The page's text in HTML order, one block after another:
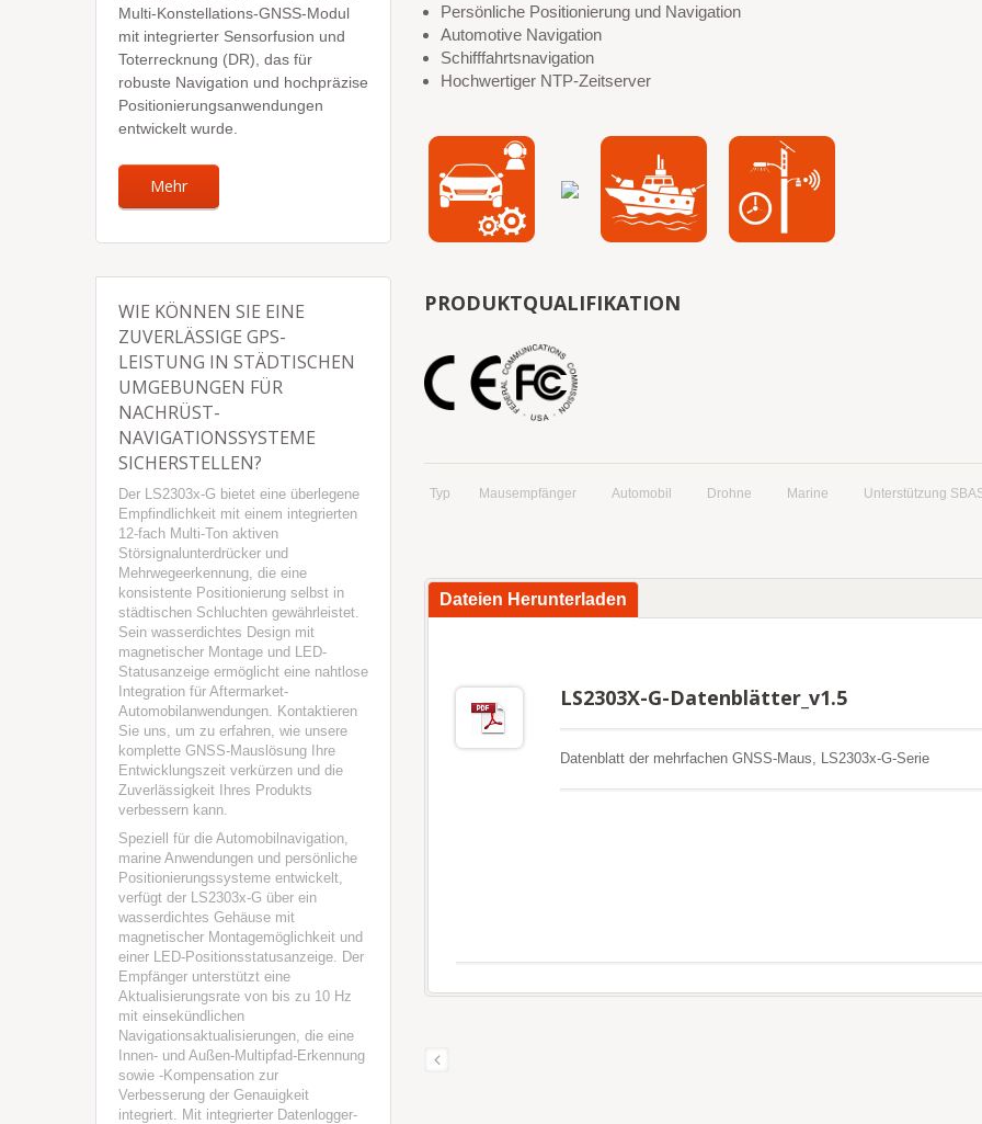
Multi-Konstellations-GNSS-Modul
mit integrierter Sensorfusion und
Toterrecknung (DR), das für
robuste Navigation und hochpräzise
Positionierungsanwendungen
entwickelt wurde.
Mehr
WIE KÖNNEN SIE EINE
ZUVERLÄSSIGE GPS-
LEISTUNG IN STÄDTISCHEN
UMGEBUNGEN FÜR
NACHRÜST-
NAVIGATIONSSYSTEME
SICHERSTELLEN?
Der LS2303x-G bietet eine überlegene
Empfindlichkeit mit einem integrierten
12-fach Multi-Ton aktiven
Störsignalunterdrücker und
Mehrwegeerkennung, die eine
konsistente Positionierung selbst in
städtischen Schluchten gewährleistet.
Sein wasserdichtes Design mit
magnetischer Montage und LED-
Statusanzeige ermöglicht eine nahtlose
Integration für Aftermarket-
Automobilanwendungen. Kontaktieren
Sie uns, um zu erfahren, wie unsere
komplette GNSS-Mauslösung Ihre
Entwicklungszeit verkürzen und die
Zuverlässigkeit Ihres Produkts
verbessern kann.
Speziell für die Automobilnavigation,
marine Anwendungen und persönliche
Positionierungssysteme entwickelt,
verfügt der LS2303x-G über ein
wasserdichtes Gehäuse mit
magnetischer Montagemöglichkeit und
einer LED-Positionsstatusanzeige. Der
Empfänger unterstützt eine
Aktualisierungsrate von bis zu 10 Hz
mit einsekündlichen
Navigationsaktualisierungen, die eine
Innen- und Außen-Multipfad-Erkennung
sowie -Kompensation zur
Verbesserung der Genauigkeit
integriert. Mit integrierter Datenlogger-
Persönliche Positionierung und Navigation
Automotive Navigation
Schifffahrtsnavigation
Hochwertiger NTP-Zeitserver
PRODUKTQUALIFIKATION
Typ Mausempfänger Automobil Drohne Marine Unterstützung
Dateien Herunterladen
LS2303X-G-Datenblätter_v1.5
Datenblatt der mehrfachen GNSS-Maus, LS2303x-G-Serie